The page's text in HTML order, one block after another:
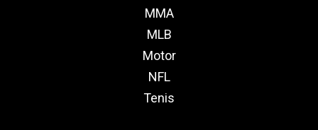
MMA
MLB
Motor
NFL
Tenis